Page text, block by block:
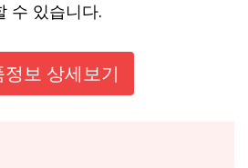
수 있습니다.
보 상세보기